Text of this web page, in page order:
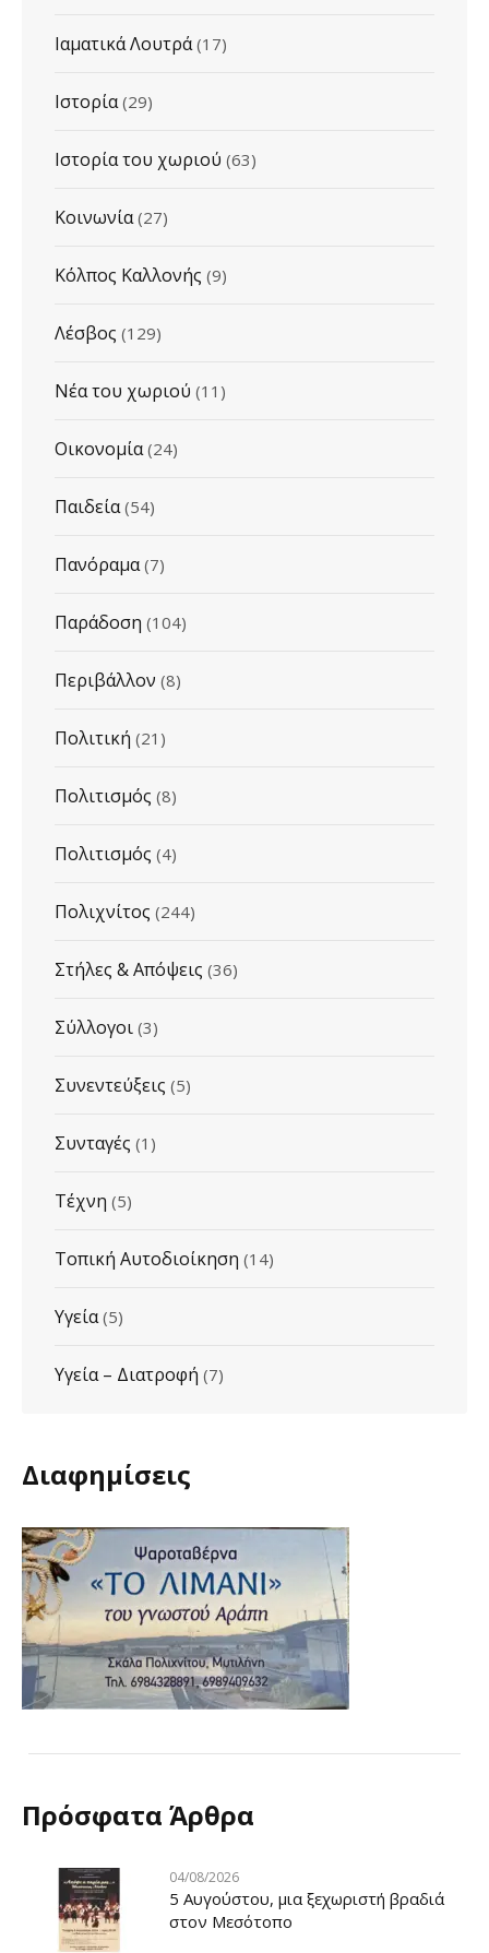
Ιαματικά Λουτρά (17)
Ιστορία (29)
Ιστορία του χωριού (63)
Κοινωνία (27)
Κόλπος Καλλονής (9)
Λέσβος (129)
Νέα του χωριού (11)
Οικονομία (24)
Παιδεία (54)
Πανόραμα (7)
Παράδοση (104)
Περιβάλλον (8)
Πολιτική (21)
Πολιτισμός (8)
Πολιτισμός (4)
Πολιχνίτος (244)
Στήλες & Απόψεις (36)
Σύλλογοι (3)
Συνεντεύξεις (5)
Συνταγές (1)
Τέχνη (5)
Τοπική Αυτοδιοίκηση (14)
Υγεία (5)
Υγεία – Διατροφή (7)
Διαφημίσεις
Πρόσφατα Άρθρα
04/08/2026
5 Αυγούστου, μια ξεχωριστή βραδιά
στον Μεσότοπο